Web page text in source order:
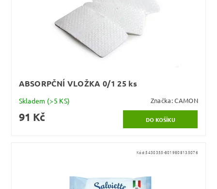
ABSORPČNÍ VLOŽKA 0/1 25 ks
Skladem (>5 KS) Značka:CAMON
91 Kč
Kód:5430355-8019808135076